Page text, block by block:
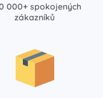
000+ spokojených
zákazníků